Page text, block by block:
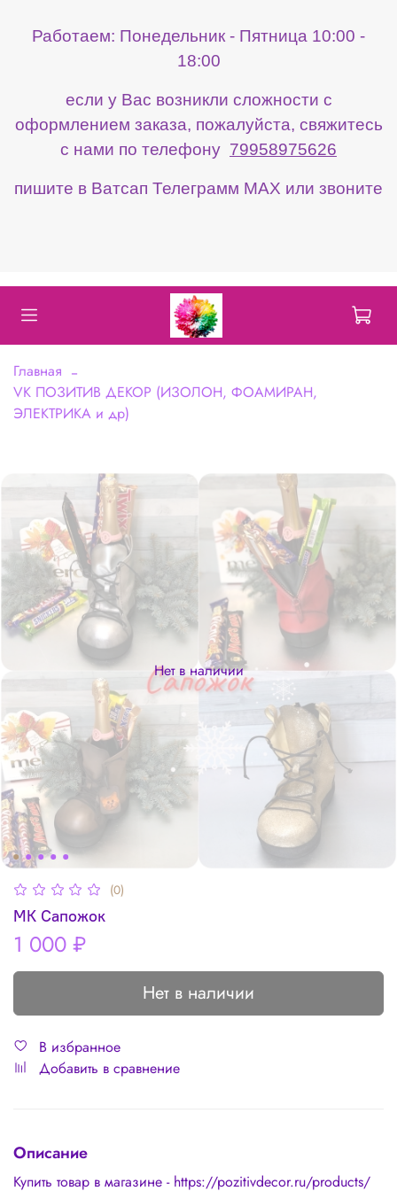
Работаем: Понедельник - Пятница 10:00 -
18:00
если у Вас возникли сложности с
оформлением заказа, пожалуйста, свяжитесь
с нами по телефону 79958975626
пишите в Ватсап Телеграмм МАХ или звоните
Главная
VK ПОЗИТИВ ДЕКОР (ИЗОЛОН, ФОАМИРАН,
ЭЛЕКТРИКА и др)
Нет в наличии
(0)
МК Сапожок
1 000 ₽
Нет в наличии
В избранное
Добавить в сравнение
Описание
Купить товар в магазине - https://pozitivdecor.ru/products/